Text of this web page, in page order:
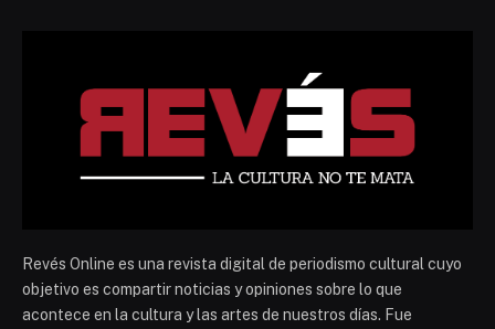
Revés Online es una revista digital de periodismo cultural cuyo
objetivo es compartir noticias y opiniones sobre lo que
acontece en la cultura y las artes de nuestros días. Fue